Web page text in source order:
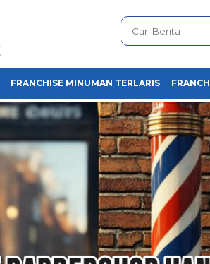
FRANCHISE MINUMAN TERLARIS